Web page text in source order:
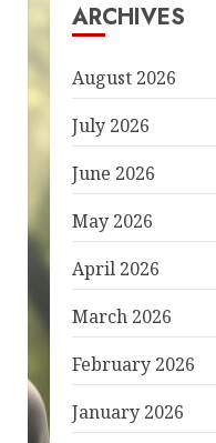
ARCHIVES
August 2026
July 2026
June 2026
May 2026
April 2026
March 2026
February 2026
January 2026